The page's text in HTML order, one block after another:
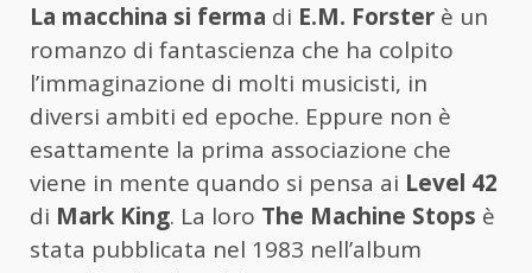
La macchina si ferma di E.M. Forster è un
romanzo di fantascienza che ha colpito
l’immaginazione di molti musicisti, in
diversi ambiti ed epoche. Eppure non è
esattamente la prima associazione che
viene in mente quando si pensa ai Level 42
di Mark King. La loro The Machine Stops è
stata pubblicata nel 1983 nell’album